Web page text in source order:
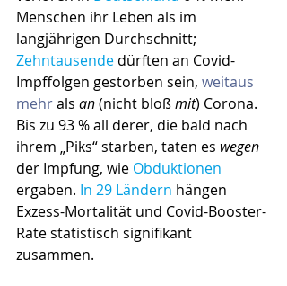
Menschen ihr Leben als im
langjährigen Durchschnitt;
Zehntausende dürften an Covid-
Impffolgen gestorben sein, weitaus
mehr als an (nicht bloß mit) Corona.
Bis zu 93 % all derer, die bald nach
ihrem „Piks“ starben, taten es wegen
der Impfung, wie Obduktionen
ergaben. In 29 Ländern hängen
Exzess-Mortalität und Covid-Booster-
Rate statistisch signifikant
zusammen.